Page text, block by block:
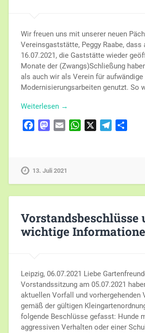
Wir freuen uns mit unserer neuen
Vereinsgaststätte, Peggy Raabe, dass
16.07.2021, die Gaststätte wieder
Monate der (Zwangs)Schließung
als auch wir als Verein für aufwändige
Modernisierungsarbeiten genutzt. So
Weiterlesen →
FacebookMastodon
Email WhatsApp Telegram
13. Juli 2021
Vorstandsbeschlüsse
wichtige
Leipzig, 06.07.2021 Liebe
Vorstandssitzung am 05.07.2021
aktuellen Vorfall und vorhergehenden
gemäß der gültigen
folgende Beschlüsse gefasst: Hunde
aggressiven Verhalten oder einer